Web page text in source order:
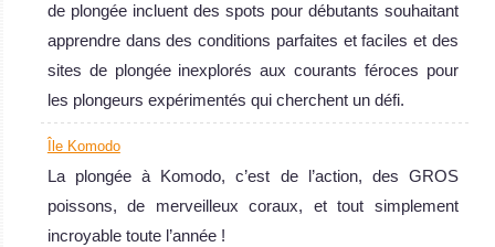
poissons, de merveilleux coraux, et tout simplement
incroyable toute l’année !
Île Komodo Avis sur la plongée
Raja
Le corail le plus
sauvegardé du
de plongée incluent des spots pour débutants souhaitant
apprendre dans des conditions parfaites et faciles et des
sites de plongée inexplorés aux courants féroces pour
les plongeurs expérimentés qui cherchent un défi.
Île Komodo
La plongée à Komodo, c’est de l’action, des GROS
poissons, de merveilleux coraux, et tout simplement
incroyable toute l’année !